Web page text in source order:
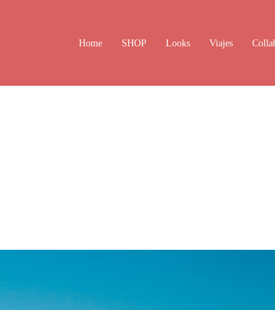
Home SHOP Looks Viajes